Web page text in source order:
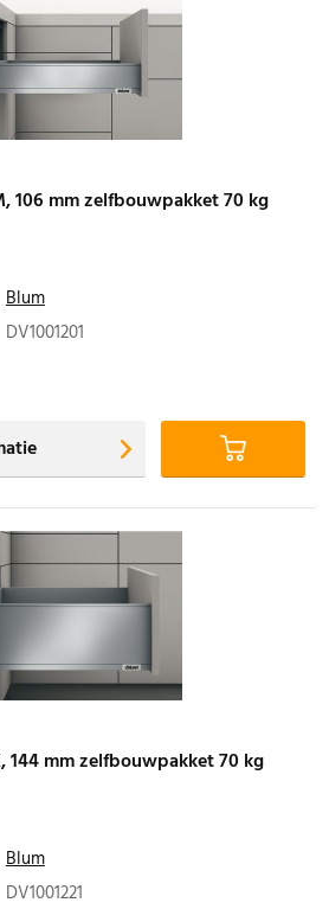
106 mm zelfbouwpakket 70 kg
Blum
DV1001201
144 mm zelfbouwpakket 70 kg
Blum
DV1001221